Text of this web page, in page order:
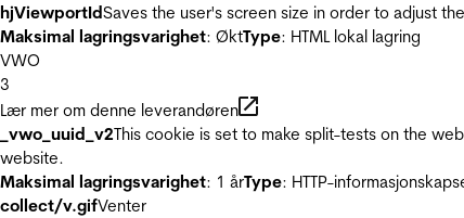
hjViewportIdSaves the user's screen size in order to adjust
Maksimal lagringsvarighet: ØktType: HTML lokal lagring
VWO
3
Lær mer om denne leverandøren
_vwo_uuid_v2This cookie is set to make split-tests on the
website.
Maksimal lagringsvarighet: 1 årType: HTTP-
collect/v.gifVenter